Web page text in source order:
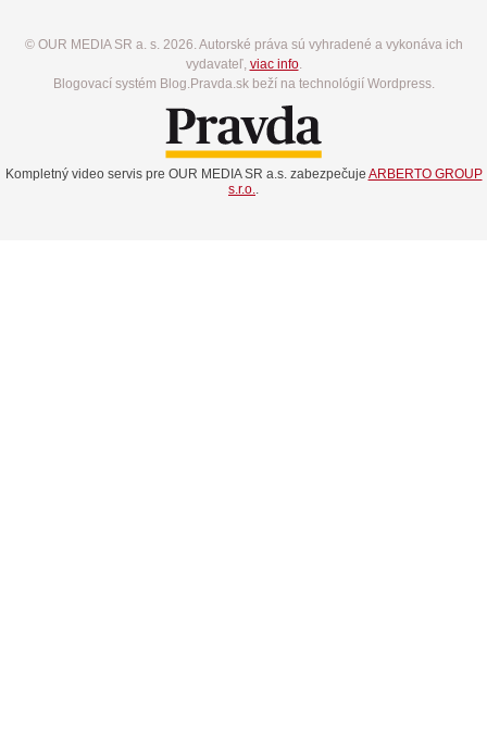
© OUR MEDIA SR a. s. 2026. Autorské práva sú vyhradené a vykonáva ich
vydavateľ, viac info.
Blogovací systém Blog.Pravda.sk beží na technológií Wordpress.
Kompletný video servis pre OUR MEDIA SR a.s. zabezpečuje ARBERTO GROUP
s.r.o..